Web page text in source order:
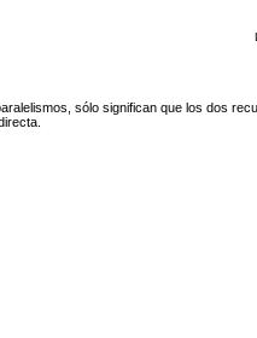
sólo significan que los dos